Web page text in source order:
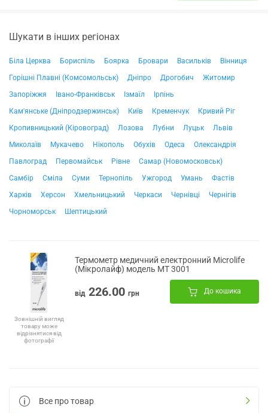
Шукати в інших регіонах
Біла Церква Бориспіль Боярка Бровари Васильків
Вінниця
Горішні Плавні (Комсомольськ)
Дніпро Дрогобич
Житомир
Запоріжжя
Івано-Франківськ Ізмаїл
Ірпінь
Кам'янське (Дніпродзержинськ)
Київ Кременчук
Кривий Ріг
Кропивницький (Кіровоград)
Лозова Лубни Луцьк
Львів
Миколаїв
Мукачево Нікополь Обухів Одеса
Олександрія
Павлоград
Первомайськ Рівне
Самар (Новомосковськ)
Самбір
Сміла Суми Тернопіль Ужгород Умань
Фастів
Харків
Херсон Хмельницький Черкаси Чернівці
Чернігів
Чорноморськ
Шептицький
Зовнішній вигляд
товару може
відрізнятися від
фотографії
Термометр медичний електронний Microlife
(Мікролайф) модель МТ 3001
від 226.00 грн До кошика
Все про товар